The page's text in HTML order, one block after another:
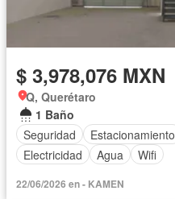
$ 3,978,076 MXN
Q, Querétaro
1 Baño
Seguridad
Estacionamiento
Electricidad
Agua Wifi
22/06/2026 en - KAMEN